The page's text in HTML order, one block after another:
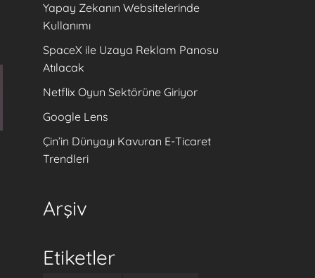
Yapay Zekanın Websitelerinde
Kullanımı
SpaceX ile Uzaya Reklam Panosu
Atılacak
Netflix Oyun Sektörüne Giriyor
Google Lens
Çin’in Dünyayı Kavuran E-Ticaret
Trendleri
Arşiv
Etiketler